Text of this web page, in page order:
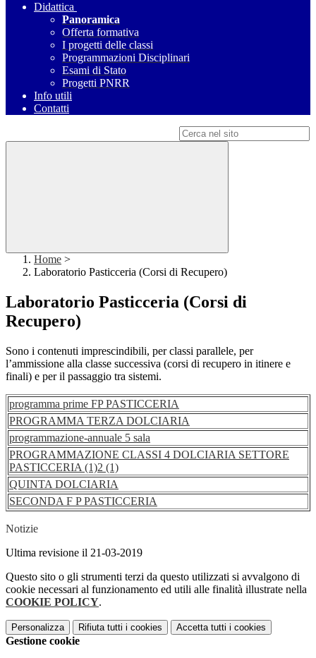
Didattica
Panoramica
Offerta formativa
I progetti delle classi
Programmazioni Disciplinari
Esami di Stato
Progetti PNRR
Info utili
Contatti
Home >
Laboratorio Pasticceria (Corsi di Recupero)
Laboratorio Pasticceria (Corsi di
Recupero)
Sono i contenuti imprescindibili, per classi parallele, per
l’ammissione alla classe successiva (corsi di recupero in itinere e
finali) e per il passaggio tra sistemi.
programma prime FP PASTICCERIA
PROGRAMMA TERZA DOLCIARIA
programmazione-annuale 5 sala
PROGRAMMAZIONE CLASSI 4 DOLCIARIA SETTORE
PASTICCERIA (1)2 (1)
QUINTA DOLCIARIA
SECONDA F P PASTICCERIA
Notizie
Ultima revisione il 21-03-2019
Questo sito o gli strumenti terzi da questo utilizzati si avvalgono di
cookie necessari al funzionamento ed utili alle finalità illustrate nella
COOKIE POLICY.
Personalizza Rifiuta tutti i cookies Accetta tutti i cookies
Gestione cookie